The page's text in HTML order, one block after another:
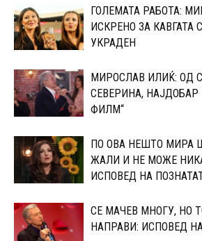
ГОЛЕМАТА РАБОТА:
ИСКРЕНО ЗА КАВГАТА
УКРАДЕН
МИРОСЛАВ ИЛИЌ: ОД
СЕВЕРИНА, НАЈДОБАР
ФИЛМ“
ПО ОВА НЕШТО МИРА
ЖАЛИ И НЕ МОЖЕ
ИСПОВЕД НА
СЕ МАЧЕВ МНОГУ, НО
НАПРАВИ: ИСПОВЕД